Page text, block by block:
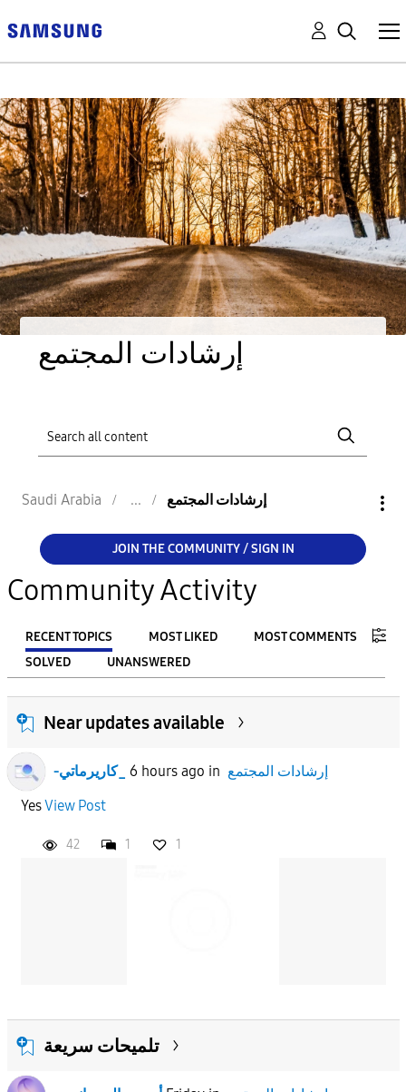
إرشادات المجتمع
Saudi Arabia إرشادات المجتمع
JOIN THE COMMUNITY / SIGN IN
Community Activity
RECENT TOPICS MOST LIKED
MOST COMMENTS
SOLVED
UNANSWERED
FILTER:
From
To
Near updates available
-كاريرماتي_ 6 hours ago in إرشادات المجتمع
YesView Post
42 1 1
تلميحات سريعة